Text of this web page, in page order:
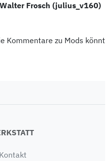
Walter Frosch (julius_v160)
Kommentare zu Mods könnt
Kontakt